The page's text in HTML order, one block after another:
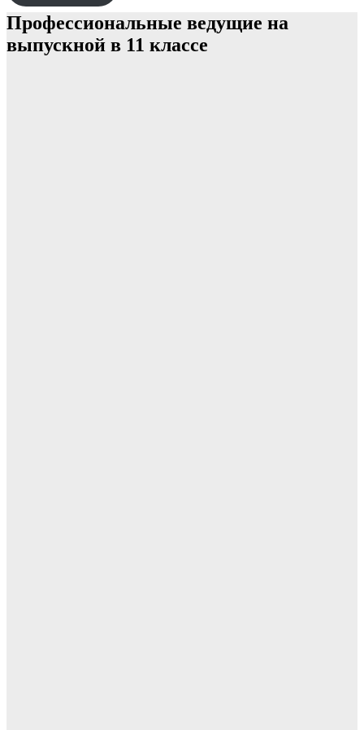
Профессиональные ведущие на
выпускной в 11 классе